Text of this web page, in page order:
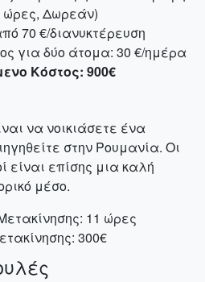
ώρες, Δωρεάν)
70 €/διανυκτέρευση
για δύο άτομα: 30 €/ημέρα
Κόστος: 900€
να νοικιάσετε ένα
στην Ρουμανία. Οι
είναι επίσης μια καλή
μέσο.
11 ώρες
300€